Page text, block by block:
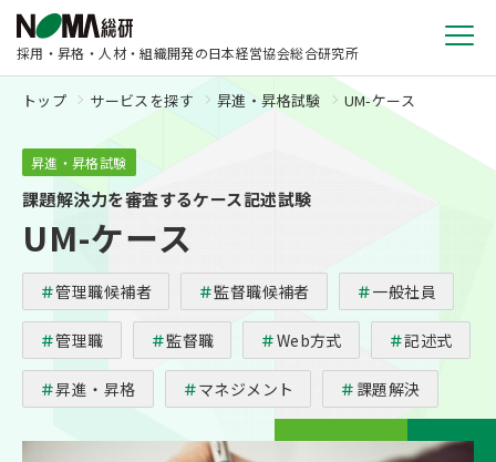
採用・昇格・人材・組織開発の日本経営協会総合研究所
トップ サービスを探す 昇進・昇格試験 UM-ケース
昇進・昇格試験
課題解決力を審査するケース記述試験
UM-ケース
管理職候補者 監督職候補者 一般社員
管理職 監督職 Web方式 記述式
昇進・昇格 マネジメント 課題解決